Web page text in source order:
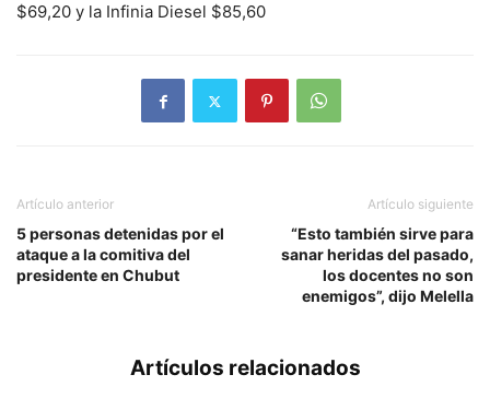
$69,20 y la Infinia Diesel $85,60
Artículo anterior
5 personas detenidas por el
ataque a la comitiva del
presidente en Chubut
Artículo siguiente
“Esto también sirve para
sanar heridas del pasado,
los docentes no son
enemigos”, dijo Melella
Artículos relacionados